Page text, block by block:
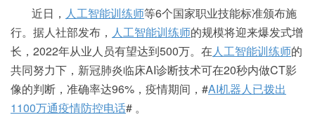
近日， 人工智能训练师等6个国家职业技能标准颁布施
行。据人社部发布， 人工智能训练师的规模将迎来爆发式增
长，2022年从业人员有望达到500万。在人工智能训练师的
共同努力下，新冠肺炎临床AI诊断技术可在20秒内做CT影
像的判断，准确率达96%，疫情期间，#AI机器人已拨出
1100万通疫情防控电话# 。